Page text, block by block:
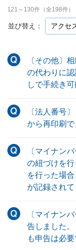
並び替え：
121 ～ 130件（全198件）
〔その他〕
の代わりに
しで手続き
〔法人番号
から再印刷で
〔マイナン
の紐づけを
を行った場
が記録されて
〔マイナン
告しました
も申告は必要